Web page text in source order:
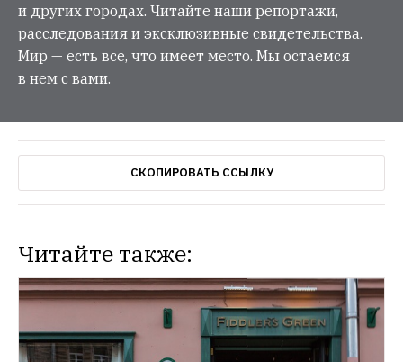
и других городах. Читайте наши репортажи,
расследования и эксклюзивные свидетельства.
Мир — есть все, что имеет место. Мы остаемся
в нем с вами.
СКОПИРОВАТЬ ССЫЛКУ
Читайте также: